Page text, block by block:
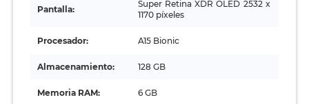
Pantalla:
Super Retina XDR OLED 2532 x
1170 píxeles
Procesador: A15 Bionic
Almacenamiento: 128 GB
Memoria RAM: 6 GB